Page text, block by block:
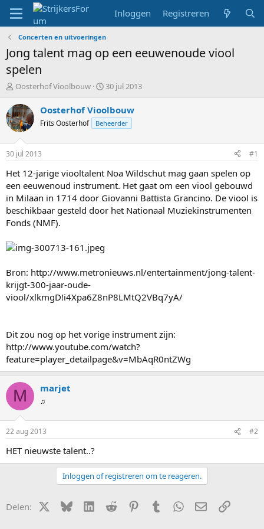
Inloggen Registreren
Concerten en uitvoeringen
Jong talent mag op een eeuwenoude viool
spelen
T
p
i
c
s
t
a
r
e
r
Oosterhof Vioolbouw
S
a
r
t
t
u
30 jul 2013
Oosterhof Vioolbouw
Frits Oosterhof Beheerder
30 jul 2013 #1
Het 12-jarige viooltalent Noa Wildschut mag gaan spelen op
een eeuwenoud instrument. Het gaat om een viool gebouwd
in Milaan in 1714 door Giovanni Battista Grancino. De viool is
beschikbaar gesteld door het Nationaal Muziekinstrumenten
Fonds (NMF).
Bron: http://www.metronieuws.nl/entertainment/jong-talent-
krijgt-300-jaar-oude-
viool/xlkmgD!i4Xpa6Z8nP8LMtQ2VBq7yA/
Dit zou nog op het vorige instrument zijn:
http://www.youtube.com/watch?
feature=player_detailpage&v=MbAqR0ntZWg
M marjet
♫
22 aug 2013 #2
HET nieuwste talent..?
Inloggen of registreren om te reageren.
Delen: X (Twitter)
BlueskyLinkedIn
Reddit PinterestTumblr WhatsApp
E-mailLink